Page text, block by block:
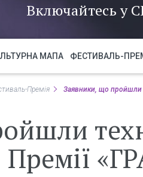
Включайтесь у
МАПА ФЕСТИВАЛЬ-
Премія Заявники, що пройшли
Премії